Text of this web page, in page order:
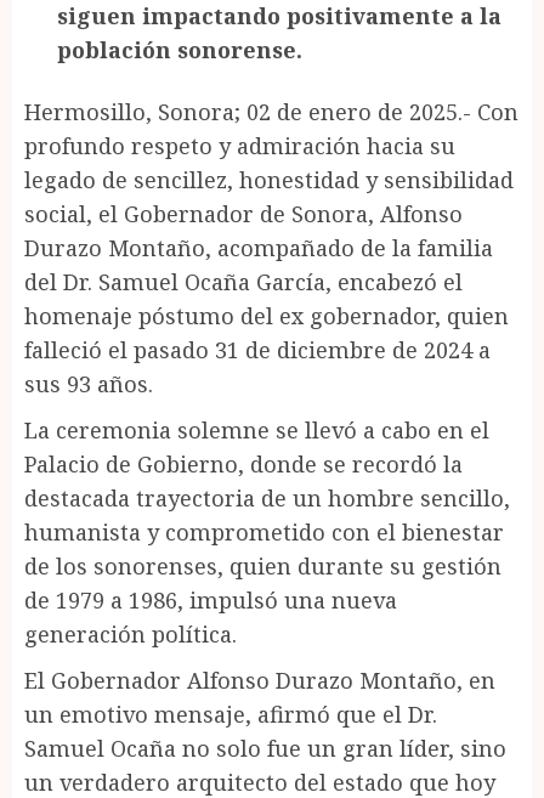
siguen impactando positivamente a la
población sonorense.
Hermosillo, Sonora; 02 de enero de 2025.- Con
profundo respeto y admiración hacia su
legado de sencillez, honestidad y sensibilidad
social, el Gobernador de Sonora, Alfonso
Durazo Montaño, acompañado de la familia
del Dr. Samuel Ocaña García, encabezó el
homenaje póstumo del ex gobernador, quien
falleció el pasado 31 de diciembre de 2024 a
sus 93 años.
La ceremonia solemne se llevó a cabo en el
Palacio de Gobierno, donde se recordó la
destacada trayectoria de un hombre sencillo,
humanista y comprometido con el bienestar
de los sonorenses, quien durante su gestión
de 1979 a 1986, impulsó una nueva
generación política.
El Gobernador Alfonso Durazo Montaño, en
un emotivo mensaje, afirmó que el Dr.
Samuel Ocaña no solo fue un gran líder, sino
un verdadero arquitecto del estado que hoy